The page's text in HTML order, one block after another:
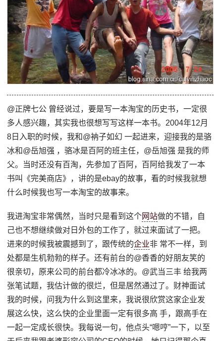
@正牌七公 曾经说过，要是写一本淘宝的历史书，一定很
多人感兴趣，其实我也很想写写这样一本书。2004年12月
8日入职的时候，我和@衲子如幻 一起进来，迎接我的是骆
冰和@岳旭强 ，骆冰是百阿的班主任，@岳旭强 是我的师
父。当时还没有百淘，先参加了百阿，百阿给我发了一本
书叫《完美商店》，讲的是ebay的故事，看的时候我就想
什么时候我也写一本淘宝的故事来。
我进淘宝非常偶然，当时只是看到这个网站做的不错，自
己也不想继续做对日外包的工作了，就过来面试了一把。
进来的时候我被震撼到了，跟传统的企业非 常不一样，到
处都是生机勃勃的样子。还有前台的@香香的好朋友笑的
很亲切，原来公司的前台都冷冰冰的。@武当三丰 给我两
张笔试题，我估计做的很烂，但是居然通过了。财神面试
我的时候，问我为什么到这里来，我说很欣赏这家企业发
展这么快，这么快的企业里面一定有很多高 手，跟高手在
一起一定成长很快。我每说一句，他点头“嗯哼”一下，以至